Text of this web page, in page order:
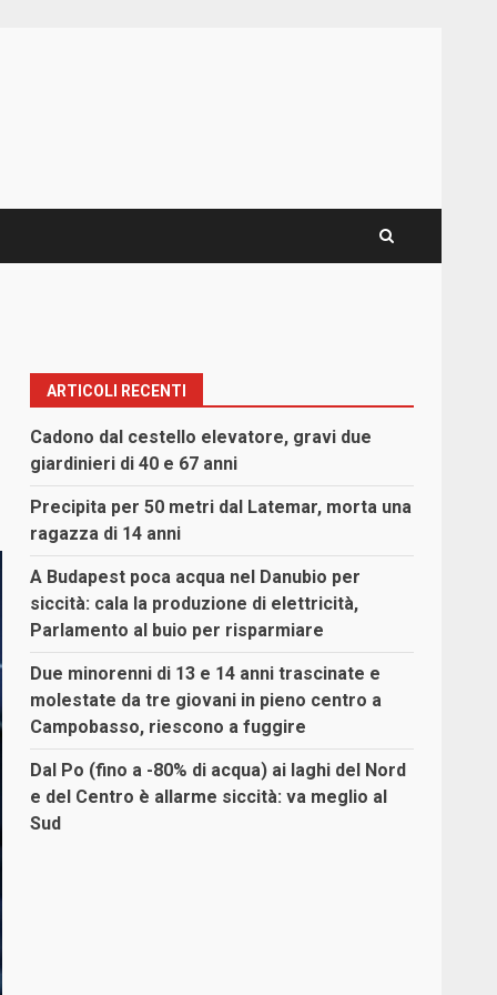
ARTICOLI RECENTI
Cadono dal cestello elevatore, gravi due
giardinieri di 40 e 67 anni
Precipita per 50 metri dal Latemar, morta una
ragazza di 14 anni
A Budapest poca acqua nel Danubio per
siccità: cala la produzione di elettricità,
Parlamento al buio per risparmiare
Due minorenni di 13 e 14 anni trascinate e
molestate da tre giovani in pieno centro a
Campobasso, riescono a fuggire
Dal Po (fino a -80% di acqua) ai laghi del Nord
e del Centro è allarme siccità: va meglio al
Sud